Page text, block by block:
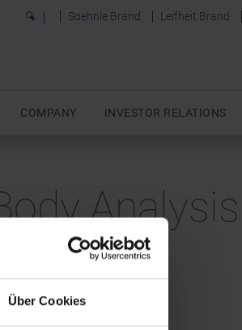
Über Cookies
0 Soehnle Brand Leifheit Brand
COMPANY INVESTOR RELATIONS
Analysis